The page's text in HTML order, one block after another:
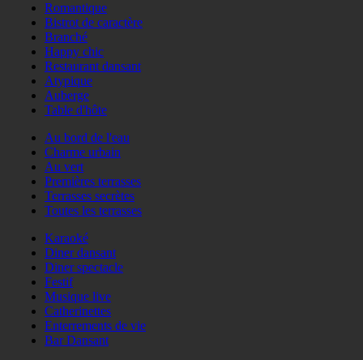
Romantique
Bistrot de caractère
Branché
Happy chic
Restaurant dansant
Atypique
Auberge
Table d'hôte
Au bord de l'eau
Charme urbain
Au vert
Premières terrasses
Terrasses secrètes
Toutes les terrasses
Karaoké
Diner dansant
Diner spectacle
Festif
Musique live
Catherinettes
Enterrements de vie
Bar Dansant